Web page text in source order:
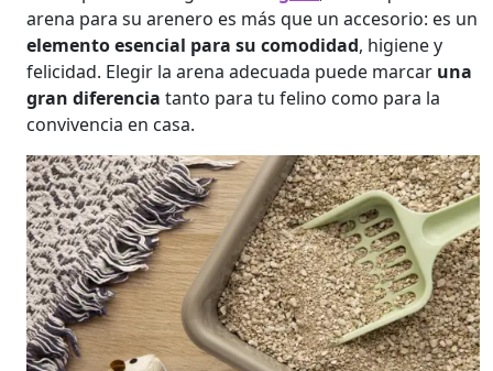
arena para su arenero es más que un accesorio: es un
elemento esencial para su comodidad, higiene y
felicidad. Elegir la arena adecuada puede marcar una
gran diferencia tanto para tu felino como para la
convivencia en casa.